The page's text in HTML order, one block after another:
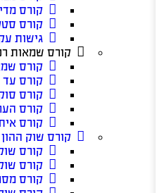
קורס
קורס
גישות
קורס שמאות
קורס
קורס
קורס
קורס
קורס
קורס שוק ההון
קורס
קורס
קורס